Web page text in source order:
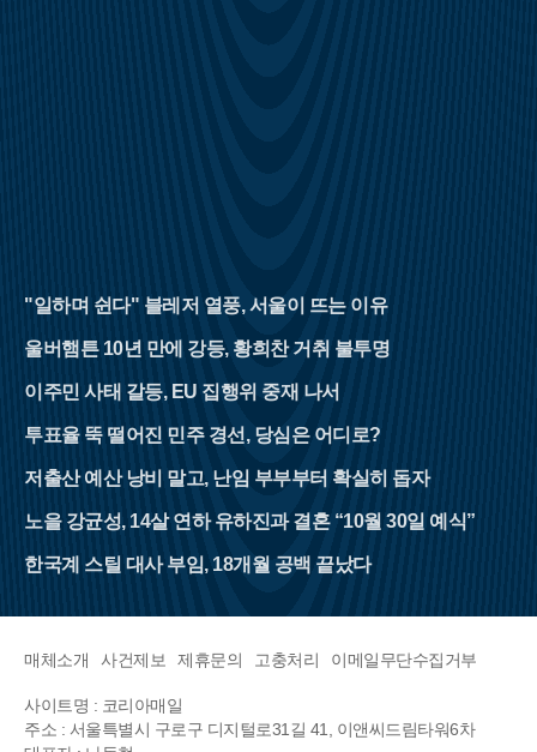
"일하며 쉰다" 블레저 열풍, 서울이 뜨는 이유
울버햄튼 10년 만에 강등, 황희찬 거취 불투명
이주민 사태 갈등, EU 집행위 중재 나서
투표율 뚝 떨어진 민주 경선, 당심은 어디로?
저출산 예산 낭비 말고, 난임 부부부터 확실히 돕자
노을 강균성, 14살 연하 유하진과 결혼 “10월 30일 예식”
한국계 스틸 대사 부임, 18개월 공백 끝났다
매체소개 사건제보 제휴문의 고충처리 이메일무단수집거부
사이트명 : 코리아매일
주소 : 서울특별시 구로구 디지털로31길 41, 이앤씨드림타워6차